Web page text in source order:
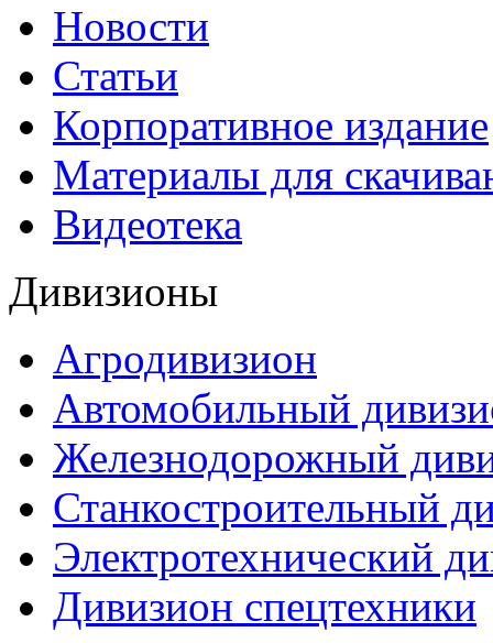
Новости
Статьи
Корпоративное издание
Материалы для
Видеотека
Дивизионы
Агродивизион
Автомобильный
Железнодорожный
Станкостроительный
Электротехнический
Дивизион спецтехники